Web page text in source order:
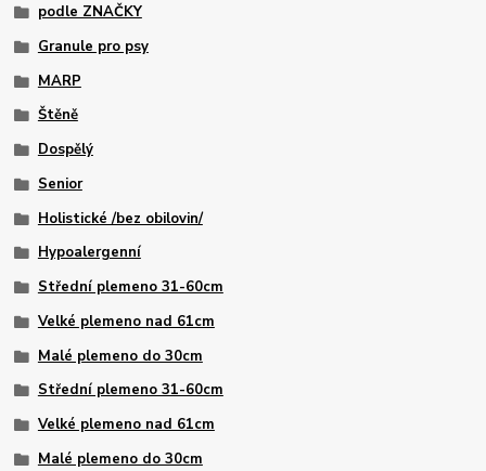
podle ZNAČKY
Granule pro psy
MARP
Štěně
Dospělý
Senior
Holistické /bez obilovin/
Hypoalergenní
Střední plemeno 31-60cm
Velké plemeno nad 61cm
Malé plemeno do 30cm
Střední plemeno 31-60cm
Velké plemeno nad 61cm
Malé plemeno do 30cm